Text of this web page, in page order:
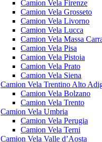
Camion Vela Firenze
Camion Vela Grosseto
Camion Vela Livorno
Camion Vela Lucca
Camion Vela Massa
Camion Vela Pisa
Camion Vela Pistoia
Camion Vela Prato
Camion Vela Siena
Camion Vela Trentino Alto
Camion Vela Bolzano
Camion Vela Trento
Camion Vela Umbria
Camion Vela Perugia
Camion Vela Terni
Camion Vela Valle d’Aosta